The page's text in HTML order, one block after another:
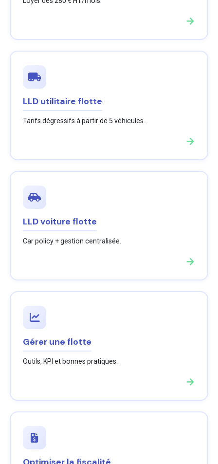
→
LLD utilitaire flotte
Tarifs dégressifs à partir de 5 véhicules.
→
LLD voiture flotte
Car policy + gestion centralisée.
→
Gérer une flotte
Outils, KPI et bonnes pratiques.
→